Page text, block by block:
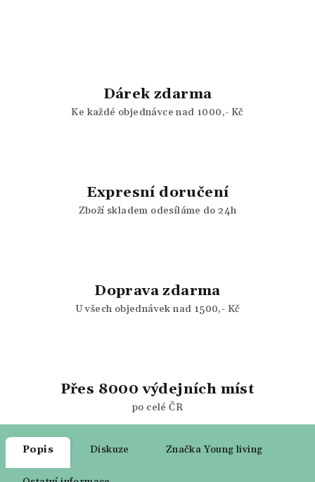
Dárek zdarma
Ke každé objednávce nad 1000,- Kč
Expresní doručení
Zboží skladem odesíláme do 24h
Doprava zdarma
U všech objednávek nad 1500,- Kč
Přes 8000 výdejních míst
po celé ČR
Popis Diskuze Značka Young living